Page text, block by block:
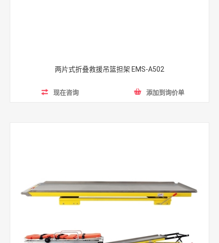
两片式折叠救援吊篮担架 EMS-A502
现在咨询 添加到询价单